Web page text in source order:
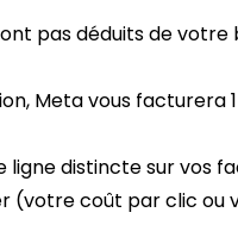
pas déduits de votre
Meta vous
distincte sur vos
coût par clic ou